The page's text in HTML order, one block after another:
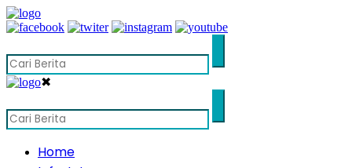
✖
Home